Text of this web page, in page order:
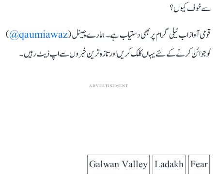
سے خوف کیوں؟
قومی آواز اب ٹیلی گرام پر بھی دستیاب ہے۔ ہمارے چینل (qaumiawaz@
)
کو جوائن کرنے کے لئے یہاں کلک کریں اور تازہ ترین خبروں سے اپ ڈیٹ رہیں۔
ADVERTISEMENT
Fear
Ladakh
Galwan Valley